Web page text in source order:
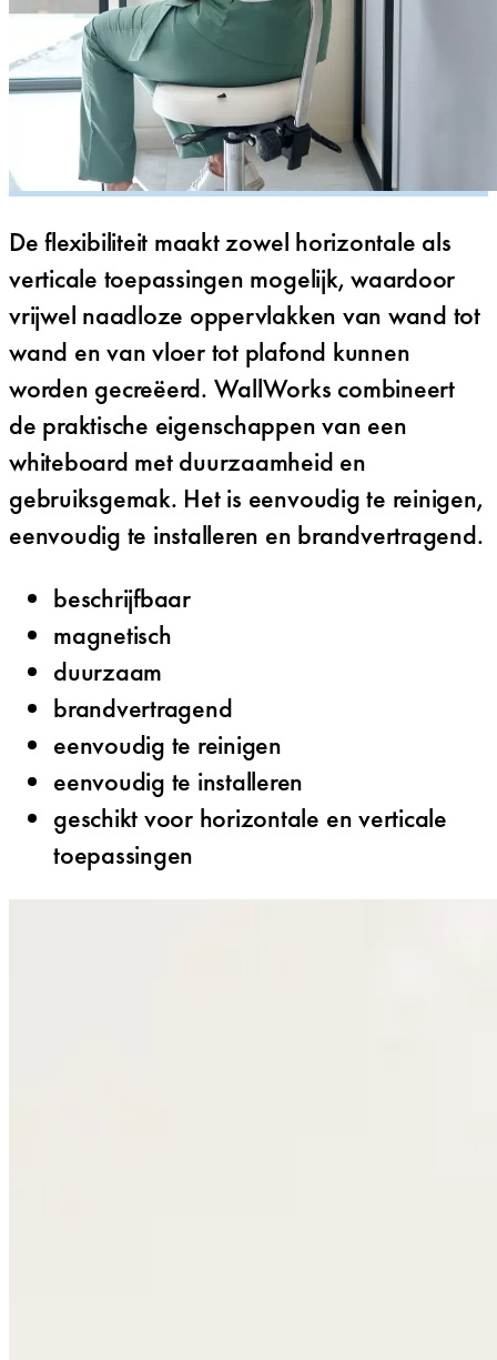
De flexibiliteit maakt zowel horizontale als
verticale toepassingen mogelijk, waardoor
vrijwel naadloze oppervlakken van wand tot
wand en van vloer tot plafond kunnen
worden gecreëerd. WallWorks combineert
de praktische eigenschappen van een
whiteboard met duurzaamheid en
gebruiksgemak. Het is eenvoudig te reinigen,
eenvoudig te installeren en brandvertragend.
beschrijfbaar
magnetisch
duurzaam
brandvertragend
eenvoudig te reinigen
eenvoudig te installeren
geschikt voor horizontale en verticale
toepassingen